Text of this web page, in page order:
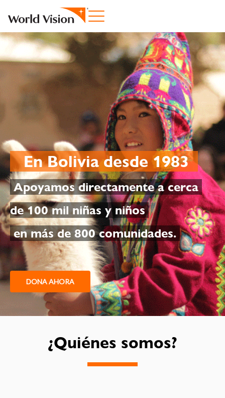
En Bolivia desde 1983
Apoyamos directamente a cerca
de 100 mil niñas y niños
en más de 800 comunidades.
DONA AHORA
¿Quiénes somos?